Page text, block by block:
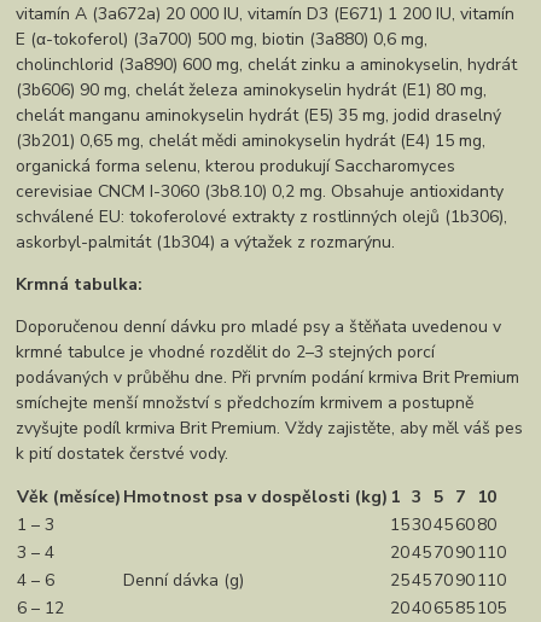
vitamín A (3a672a) 20 000 IU, vitamín D3 (E671) 1 200 IU, vitamín
E (α-tokoferol) (3a700) 500 mg, biotin (3a880) 0,6 mg,
cholinchlorid (3a890) 600 mg, chelát zinku a aminokyselin, hydrát
(3b606) 90 mg, chelát železa aminokyselin hydrát (E1) 80 mg,
chelát manganu aminokyselin hydrát (E5) 35 mg, jodid draselný
(3b201) 0,65 mg, chelát mědi aminokyselin hydrát (E4) 15 mg,
organická forma selenu, kterou produkují Saccharomyces
cerevisiae CNCM I-3060 (3b8.10) 0,2 mg. Obsahuje antioxidanty
schválené EU: tokoferolové extrakty z rostlinných olejů (1b306),
askorbyl-palmitát (1b304) a výtažek z rozmarýnu.
Krmná tabulka:
Doporučenou denní dávku pro mladé psy a štěňata uvedenou v
krmné tabulce je vhodné rozdělit do 2–3 stejných porcí
podávaných v průběhu dne. Při prvním podání krmiva Brit Premium
smíchejte menší množství s předchozím krmivem a postupně
zvyšujte podíl krmiva Brit Premium. Vždy zajistěte, aby měl váš pes
k pití dostatek čerstvé vody.
Věk (měsíce) Hmotnost psa v dospělosti (kg) 1 3 5 7
10
1 – 3
Denní dávka (g)
1530456080
3 – 4
20457090110
4 – 6
25457090110
6 – 12
20406585105